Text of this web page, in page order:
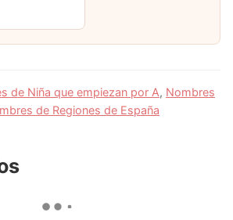
de Niña que empiezan por A, Nombres
de Regiones de España